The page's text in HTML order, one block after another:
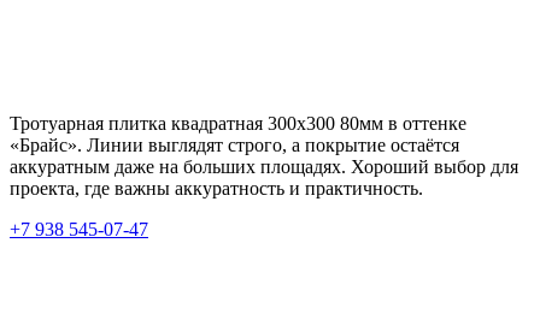
Тротуарная плитка квадратная 300х300 80мм в оттенке
«Брайс». Линии выглядят строго, а покрытие остаётся
аккуратным даже на больших площадях. Хороший выбор для
проекта, где важны аккуратность и практичность.
+7 938 545-07-47